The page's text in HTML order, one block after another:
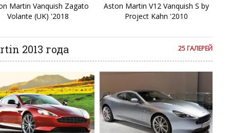
Martin Vanquish Zagato
Volante (UK) '2018
Aston Martin V12 Vanquish S by
Project Kahn '2010
25 ГАЛЕРЕЙ
2013 года